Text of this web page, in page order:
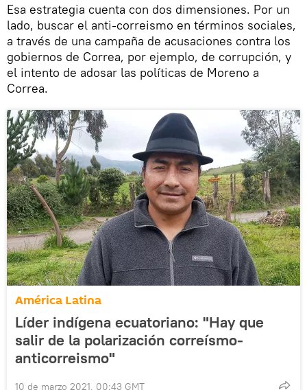
Esa estrategia cuenta con dos dimensiones. Por un
lado, buscar el anti-correismo en términos sociales,
a través de una campaña de acusaciones contra los
gobiernos de Correa, por ejemplo, de corrupción, y
el intento de adosar las políticas de Moreno a
Correa.
América Latina
Líder indígena ecuatoriano: "Hay que
salir de la polarización correísmo-
anticorreismo"
10 de marzo 2021, 00:43 GMT